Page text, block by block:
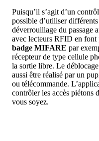
Puisqu’il s’agit d’un
possible d’utiliser
déverrouillage du passage
avec lecteurs RFID en font
badge MIFARE par
récepteur de type cellule
la sortie libre. Le
aussi être réalisé par un
ou télécommande.
contrôler les accès piétons
vous soyez.